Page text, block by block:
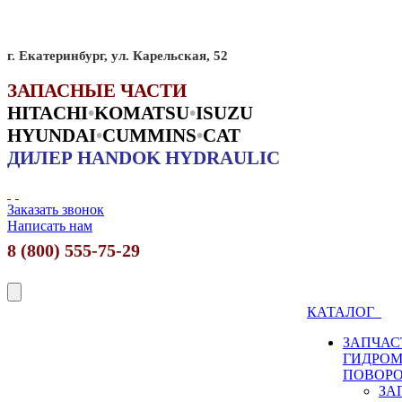
г. Екатеринбург, ул. Карельская, 52
ЗАПАСНЫЕ ЧАСТИ
HITACHI•KOMATSU•ISUZU
HYUNDAI•CUMMINS•CAT
ДИЛЕР HANDOK HYDRAULIC
Заказать звонок
Написать нам
8 (800) 555-75-29
КАТАЛОГ